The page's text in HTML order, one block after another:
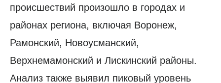
происшествий произошло в городах и
районах региона, включая Воронеж,
Рамонский, Новоусманский,
Верхнемамонский и Лискинский районы.
Анализ также выявил пиковый уровень